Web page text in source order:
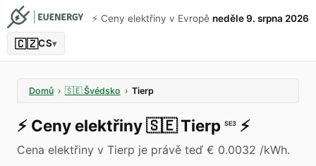
⚡️ Ceny elektřiny v Evropě neděle 9. srpna 2026
🇨🇿CS▾
Domů › 🇸🇪 Švédsko › Tierp
⚡️ Ceny elektřiny🇸🇪Tierp SE3 ⚡️
Cena elektřiny v Tierp je právě teď € 0.0032 /kWh.